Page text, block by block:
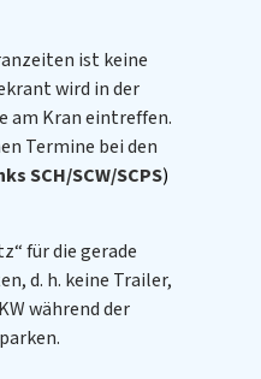
ist keine
wird in der
am Kran eintreffen.
Termine bei den
SCH/SCW/SCPS)
für die gerade
d. h. keine Trailer,
während der